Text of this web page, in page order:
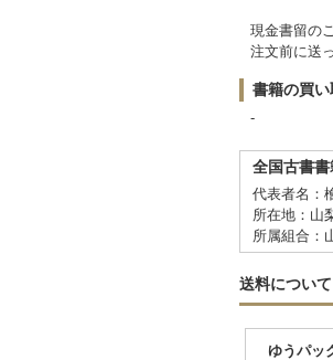
現金書留の
注文前に送
書籍の買
-
全国古書
代表者名
所在地：山
所属組合：
送料について
ゆうパッ